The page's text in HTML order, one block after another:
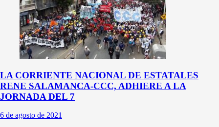
LA CORRIENTE NACIONAL DE ESTATALES
RENE SALAMANCA-CCC, ADHIERE A LA
JORNADA DEL 7
6 de agosto de 2021